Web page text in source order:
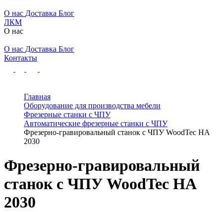
О нас Доставка Блог
ЛКМ
О нас
О нас Доставка Блог
Контакты
Главная
Оборудование для производства мебели
Фрезерные станки с ЧПУ
Автоматические фрезерные станки с ЧПУ
Фрезерно-гравировальный станок с ЧПУ WoodTec HA
2030
Фрезерно-гравировальный
станок с ЧПУ WoodTec HA
2030